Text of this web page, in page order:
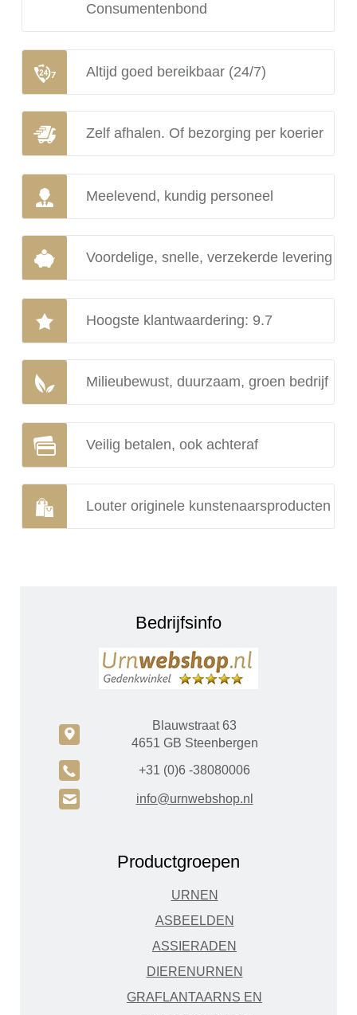
Consumentenbond
Altijd goed bereikbaar (24/7)
Zelf afhalen. Of bezorging per koerier
Meelevend, kundig personeel
Voordelige, snelle, verzekerde levering
Hoogste klantwaardering: 9.7
Milieubewust, duurzaam, groen bedrijf
Veilig betalen, ook achteraf
Louter originele kunstenaarsproducten
Bedrijfsinfo
c
Blauwstraat 63
4651 GB Steenbergen
A +31 (0)6 -38080006
H info@urnwebshop.nl
Productgroepen
URNEN
ASBEELDEN
ASSIERADEN
DIERENURNEN
GRAFLANTAARNS EN